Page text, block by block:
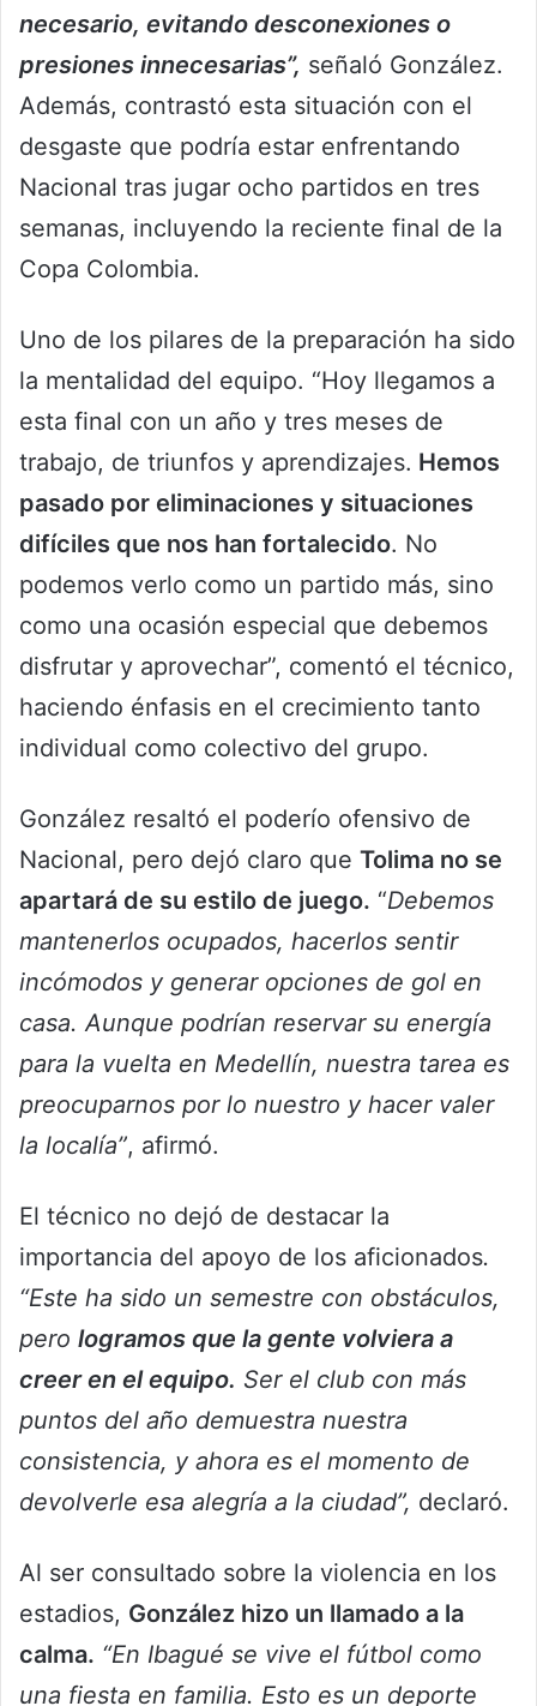
necesario, evitando desconexiones o
presiones innecesarias”, señaló González.
Además, contrastó esta situación con el
desgaste que podría estar enfrentando
Nacional tras jugar ocho partidos en tres
semanas, incluyendo la reciente final de la
Copa Colombia.
Uno de los pilares de la preparación ha sido
la mentalidad del equipo. “Hoy llegamos a
esta final con un año y tres meses de
trabajo, de triunfos y aprendizajes. Hemos
pasado por eliminaciones y situaciones
difíciles que nos han fortalecido. No
podemos verlo como un partido más, sino
como una ocasión especial que debemos
disfrutar y aprovechar”, comentó el técnico,
haciendo énfasis en el crecimiento tanto
individual como colectivo del grupo.
González resaltó el poderío ofensivo de
Nacional, pero dejó claro que Tolima no se
apartará de su estilo de juego. “Debemos
mantenerlos ocupados, hacerlos sentir
incómodos y generar opciones de gol en
casa. Aunque podrían reservar su energía
para la vuelta en Medellín, nuestra tarea es
preocuparnos por lo nuestro y hacer valer
la localía”, afirmó.
El técnico no dejó de destacar la
importancia del apoyo de los aficionados.
“Este ha sido un semestre con obstáculos,
pero logramos que la gente volviera a
creer en el equipo. Ser el club con más
puntos del año demuestra nuestra
consistencia, y ahora es el momento de
devolverle esa alegría a la ciudad”, declaró.
Al ser consultado sobre la violencia en los
estadios, González hizo un llamado a la
calma. “En Ibagué se vive el fútbol como
una fiesta en familia. Esto es un deporte